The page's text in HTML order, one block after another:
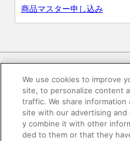
商品マスター申し込み
電子公告 この
プライバシ
We use cookies to improve
site, to personalize content
traffic. We share
site with our advertising
y combine it with other
ded to them or that they